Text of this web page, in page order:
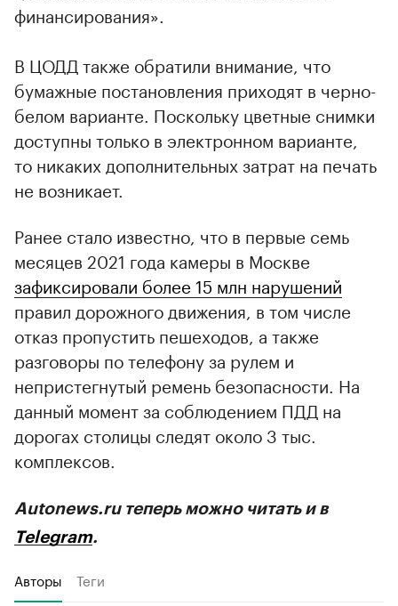
финансирования».
В ЦОДД также обратили внимание, что
бумажные постановления приходят в черно-
белом варианте. Поскольку цветные снимки
доступны только в электронном варианте,
то никаких дополнительных затрат на печать
не возникает.
Ранее стало известно, что в первые семь
месяцев 2021 года камеры в Москве
зафиксировали более 15 млн нарушений
правил дорожного движения, в том числе
отказ пропустить пешеходов, а также
разговоры по телефону за рулем и
непристегнутый ремень безопасности. На
данный момент за соблюдением ПДД на
дорогах столицы следят около 3 тыс.
комплексов.
Autonews.ru теперь можно читать и в
Telegram.
Авторы Теги